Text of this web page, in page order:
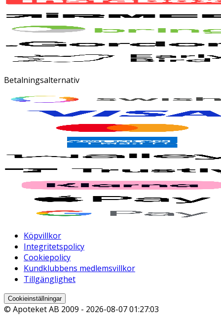
Betalningsalternativ
Köpvillkor
Integritetspolicy
Cookiepolicy
Kundklubbens medlemsvillkor
Tillgänglighet
Cookieinställningar
© Apoteket AB 2009 - 2026-08-07 01:27:03